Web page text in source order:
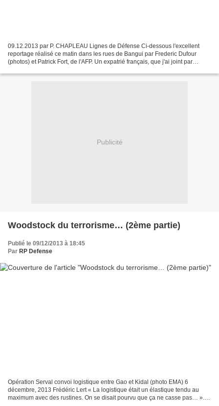
09.12.2013 par P. CHAPLEAU Lignes de Défense Ci-dessous l'excellent
reportage réalisé ce matin dans les rues de Bangui par Frederic Dufour
(photos) et Patrick Fort, de l'AFP. Un expatrié français, que j'ai joint par
Publicité
Woodstock du terrorisme… (2ème partie)
Publié le 09/12/2013 à 18:45
Par RP Defense
Opération Serval convoi logistique entre Gao et Kidal (photo EMA) 6
décembre, 2013 Frédéric Lert « La logistique était un élastique tendu au
maximum avec des rustines. On se disait pourvu que ça ne casse pas… ».